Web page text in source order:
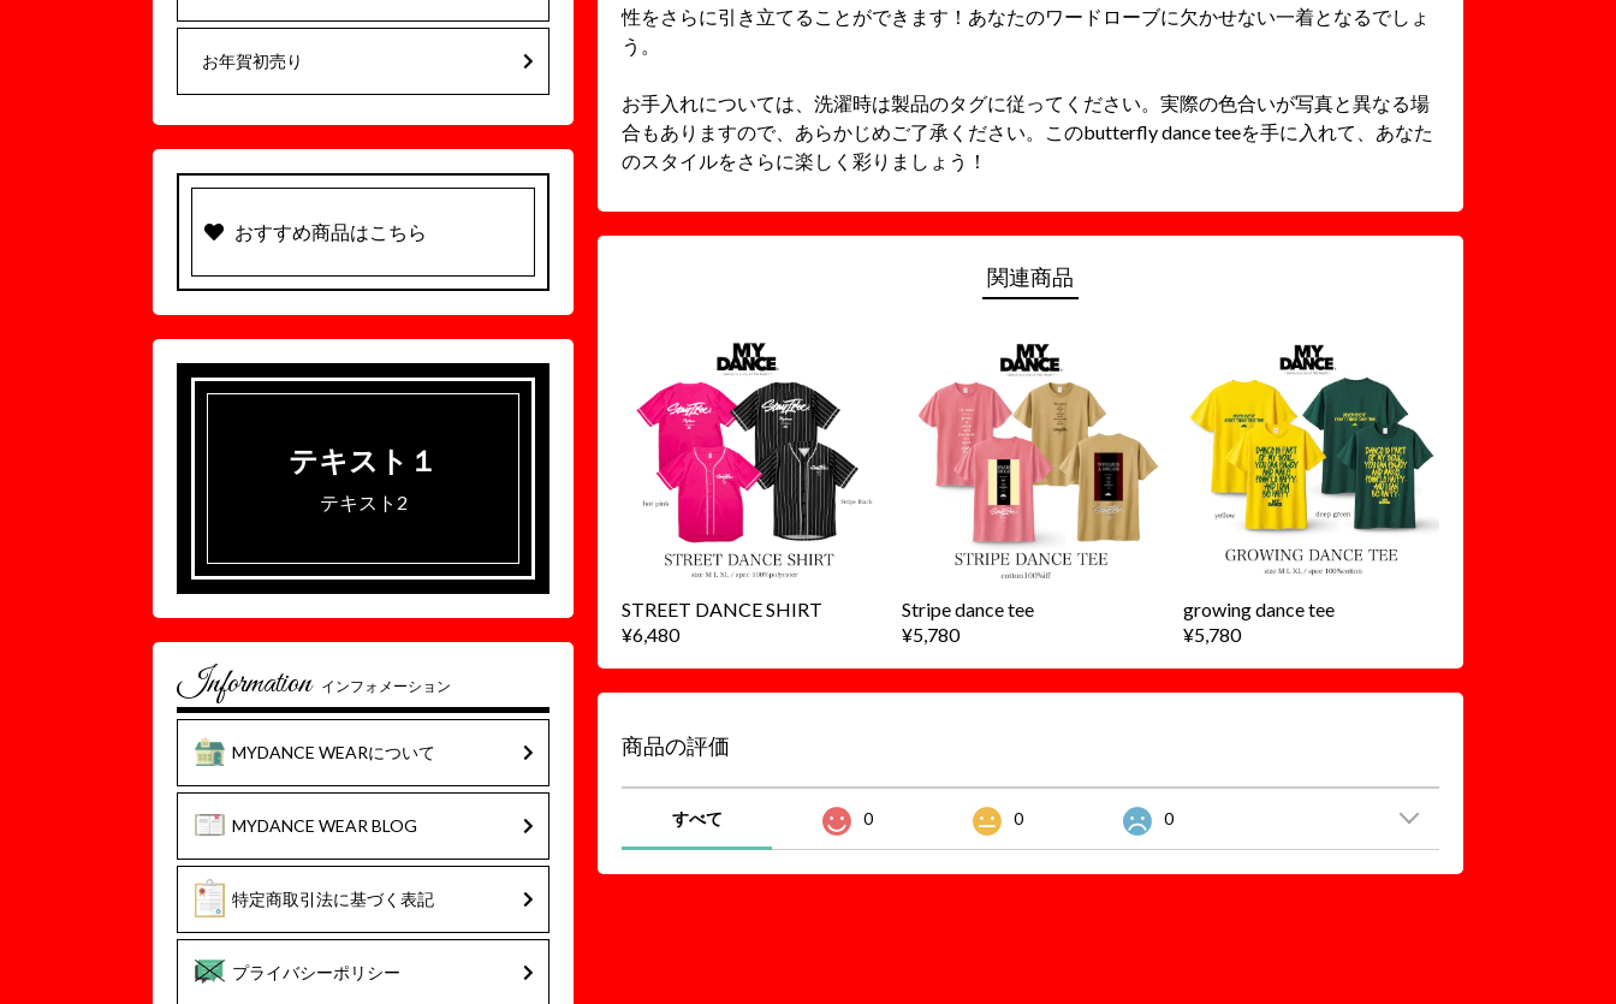
性をさらに引き立てることができます！あなたのワードローブに欠かせない一着となるでしょ
う。
お手入れについては、洗濯時は製品のタグに従ってください。実際の色合いが写真と異なる場
合もありますので、あらかじめご了承ください。このbutterfly dance teeを手に入れて、あなた
のスタイルをさらに楽しく彩りましょう！
関連商品
STREET DANCE SHIRT
¥6,480
Stripe dance tee
¥5,780
growing dance tee
¥5,780
商品の評価
すべて 0 0 0
お年賀初売り
おすすめ商品はこちら
テキスト１
テキスト2
Information インフォメーション
MYDANCE WEARについて
MYDANCE WEAR BLOG
特定商取引法に基づく表記
プライバシーポリシー